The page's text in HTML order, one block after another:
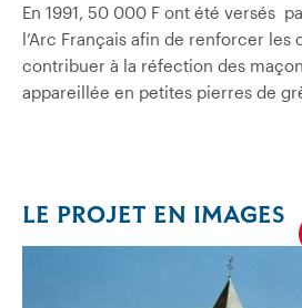
En 1991, 50 000 F ont été versés
l’Arc Français afin de renforcer
contribuer à la réfection des
appareillée en petites pierres de
LE PROJET EN IMAGES